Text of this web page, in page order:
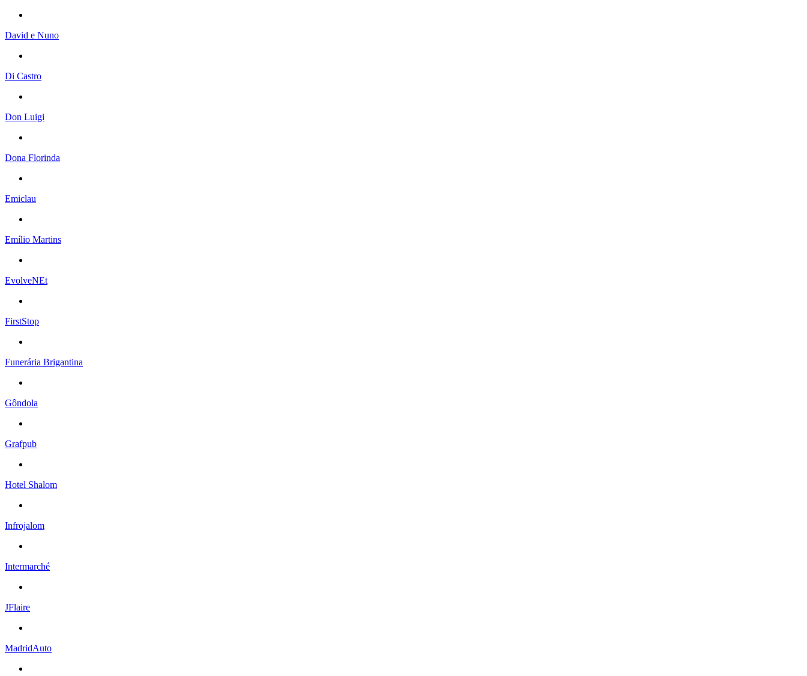
David e Nuno
Di Castro
Don Luigi
Dona Florinda
Emiclau
Emílio Martins
EvolveNEt
FirstStop
Funerária Brigantina
Gôndola
Grafpub
Hotel Shalom
Infrojalom
Intermarché
JFlaire
MadridAuto